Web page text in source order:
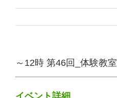
～12時 第46回_体験教室
イベント詳細